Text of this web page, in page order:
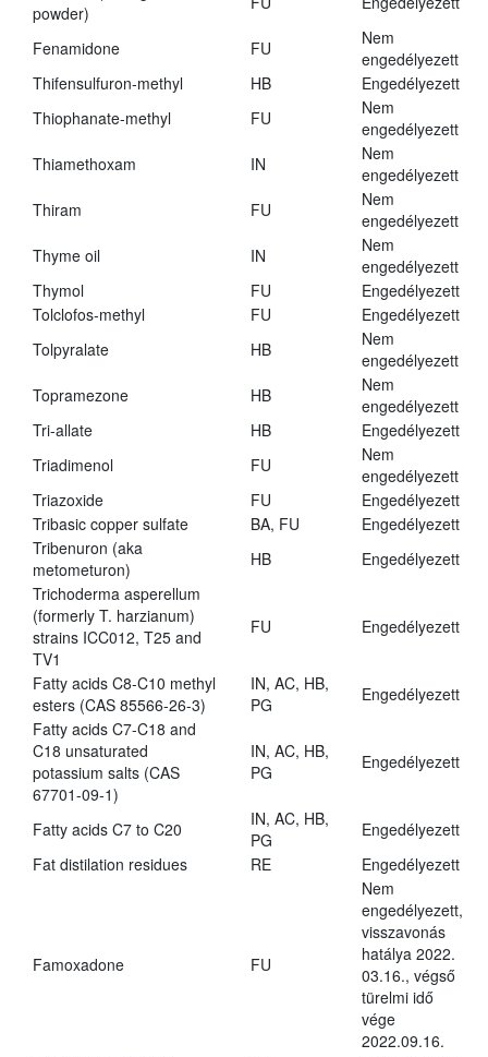
powder)
Fenamidone FU
Nem
engedélyezett
Thifensulfuron-methyl
HB
Engedélyezett
Thiophanate-methyl
FU
Nem
engedélyezett
Thiamethoxam
IN
Nem
engedélyezett
Thiram
FU
Nem
engedélyezett
Thyme oil
IN
Nem
engedélyezett
Thymol
FU
Engedélyezett
Tolclofos-methyl
FU
Engedélyezett
Tolpyralate
HB
Nem
engedélyezett
Topramezone
HB
Nem
engedélyezett
Tri-allate
HB
Engedélyezett
Triadimenol
FU
Nem
engedélyezett
Triazoxide
FU
Engedélyezett
Tribasic copper sulfate
BA, FU
Engedélyezett
Tribenuron (aka
metometuron)
HB
Engedélyezett
Trichoderma asperellum
(formerly T. harzianum)
strains ICC012, T25 and
TV1
FU Engedélyezett
Fatty acids C8-C10 methyl
esters (CAS 85566-26-3)
IN, AC, HB,
PG
Engedélyezett
Fatty acids C7-C18 and
C18 unsaturated
potassium salts (CAS
67701-09-1)
IN, AC, HB,
PG
Engedélyezett
Fatty acids C7 to C20
IN, AC, HB,
PG
Engedélyezett
Fat distilation residues
RE Engedélyezett
Famoxadone FU
Nem
engedélyezett,
visszavonás
hatálya 2022.
03.16., végső
türelmi idő
vége
2022.09.16.